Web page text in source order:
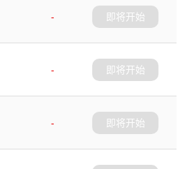
-
即将开始
-
即将开始
-
即将开始